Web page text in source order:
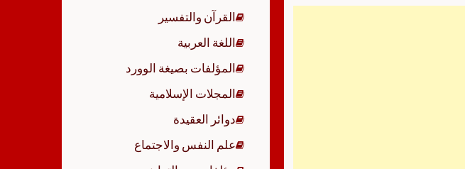
القرآن والتفسير
اللغة العربية
المؤلفات بصيغة الوورد
المجلات الإسلامية
دوائر العقيدة
علم النفس والاجتماع